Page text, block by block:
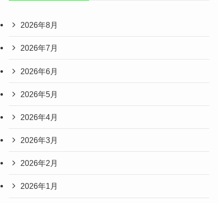
2026年8月
2026年7月
2026年6月
2026年5月
2026年4月
2026年3月
2026年2月
2026年1月